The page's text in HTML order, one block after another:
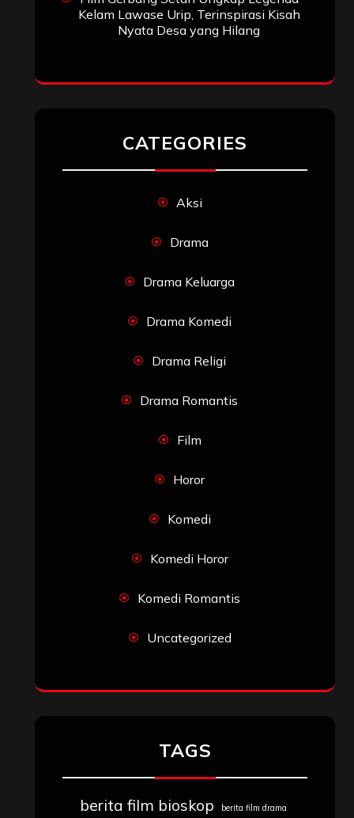
Kelam Lawase Urip, Terinspirasi Kisah
Nyata Desa yang Hilang
CATEGORIES
Aksi
Drama
Drama Keluarga
Drama Komedi
Drama Religi
Drama Romantis
Film
Horor
Komedi
Komedi Horor
Komedi Romantis
Uncategorized
TAGS
berita film bioskop berita film drama